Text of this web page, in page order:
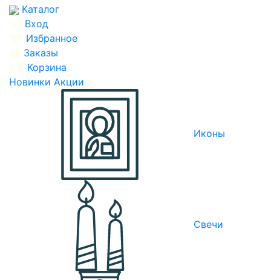
Каталог
Вход
Избранное
Заказы
Корзина
Новинки Акции
Иконы
Свечи